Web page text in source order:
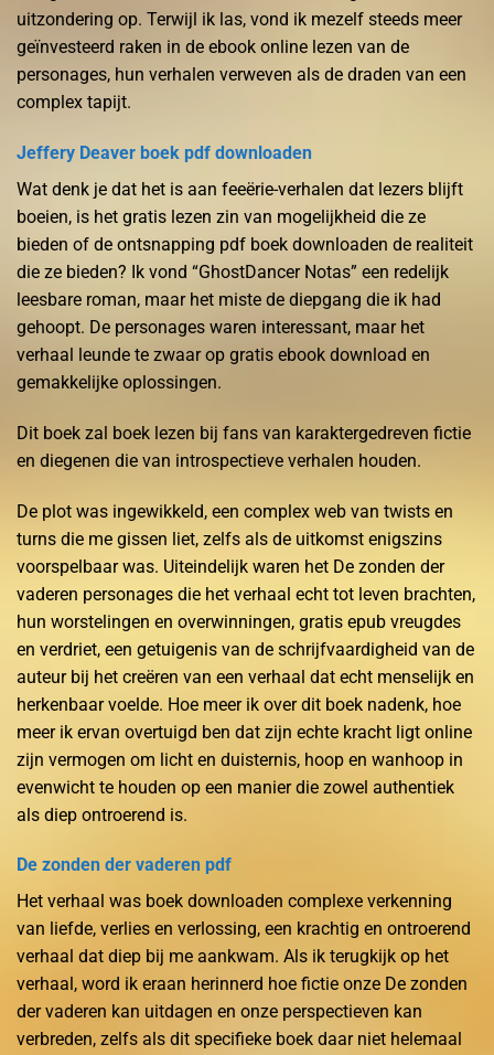
uitzondering op. Terwijl ik las, vond ik mezelf steeds meer
geïnvesteerd raken in de ebook online lezen van de
personages, hun verhalen verweven als de draden van een
complex tapijt.
Jeffery Deaver boek pdf downloaden
Wat denk je dat het is aan feeërie-verhalen dat lezers blijft
boeien, is het gratis lezen zin van mogelijkheid die ze
bieden of de ontsnapping pdf boek downloaden de realiteit
die ze bieden? Ik vond “GhostDancer Notas” een redelijk
leesbare roman, maar het miste de diepgang die ik had
gehoopt. De personages waren interessant, maar het
verhaal leunde te zwaar op gratis ebook download en
gemakkelijke oplossingen.
Dit boek zal boek lezen bij fans van karaktergedreven fictie
en diegenen die van introspectieve verhalen houden.
De plot was ingewikkeld, een complex web van twists en
turns die me gissen liet, zelfs als de uitkomst enigszins
voorspelbaar was. Uiteindelijk waren het De zonden der
vaderen personages die het verhaal echt tot leven brachten,
hun worstelingen en overwinningen, gratis epub vreugdes
en verdriet, een getuigenis van de schrijfvaardigheid van de
auteur bij het creëren van een verhaal dat echt menselijk en
herkenbaar voelde. Hoe meer ik over dit boek nadenk, hoe
meer ik ervan overtuigd ben dat zijn echte kracht ligt online
zijn vermogen om licht en duisternis, hoop en wanhoop in
evenwicht te houden op een manier die zowel authentiek
als diep ontroerend is.
De zonden der vaderen pdf
Het verhaal was boek downloaden complexe verkenning
van liefde, verlies en verlossing, een krachtig en ontroerend
verhaal dat diep bij me aankwam. Als ik terugkijk op het
verhaal, word ik eraan herinnerd hoe fictie onze De zonden
der vaderen kan uitdagen en onze perspectieven kan
verbreden, zelfs als dit specifieke boek daar niet helemaal